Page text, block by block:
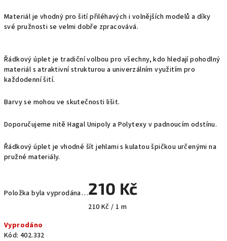
Materiál je vhodný pro šití přiléhavých i volnějších modelů a díky
své pružnosti se velmi dobře zpracovává.
Řádkový úplet je tradiční volbou pro všechny, kdo hledají pohodlný
materiál s atraktivní strukturou a univerzálním využitím pro
každodenní šití.
Barvy se mohou ve skutečnosti lišit.
Doporučujeme nitě Hagal Unipoly a Polytexy v padnoucím odstínu.
Řádkový úplet je vhodné šít jehlami s kulatou špičkou určenými na
pružné materiály.
Položka byla vyprodána…210 Kč
Měrná
210 Kč / 1 m
Vyprodáno
Kód: 402.332